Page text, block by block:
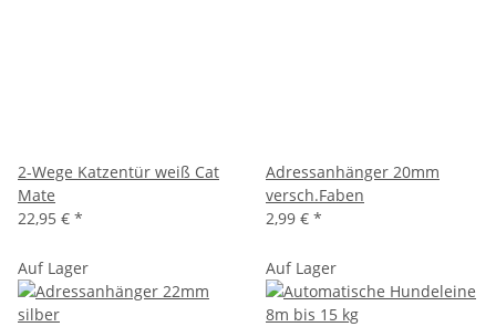
2-Wege Katzentür weiß Cat
Mate
22,95 € *
Adressanhänger 20mm
versch.Faben
2,99 € *
Auf Lager Auf Lager